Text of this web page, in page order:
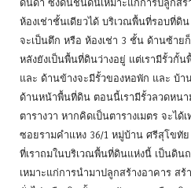
ดินดำ ซึ่งดินชนิดนี้เหมาะแก่การปลูกสร้
ห้องเช่าชั้นเดียวได้ บริเวณพื้นที่รอบที่ดิ
จะเป็นตึก หรือ ห้องเช่า 3 ชั้น ด้านซ้า
หลังยังเป็นพื้นที่ดินว่างอยู่ แต่เรามีรั้วกั้
และ ด้านข้างจะมีรั้วของหอพัก และ บ้า
ด้านหน้าพื้นที่ดิน ตอนนี้เรามีรั้วลวดหน
ตารางวา หากคิดเป็นตารางเมตร จะได้
ซอยรามคำแหง 36/1 หมู่บ้าน ศรีสุโขทั
ที่เราถมในบริเวณพื้นที่ดินแห่งนี้ เป็นดิน
เหมาะแก่การนำมาปลูกสร้างอาคาร ส